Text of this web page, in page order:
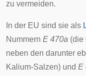
zu vermeiden.
In der EU sind sie als
Nummern E 470a (die
neben den darunter
Kalium-Salzen) und E